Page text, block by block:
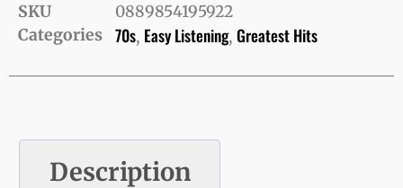
SKU
0889854195922
Categories
70s, Easy Listening, Greatest Hits
Description